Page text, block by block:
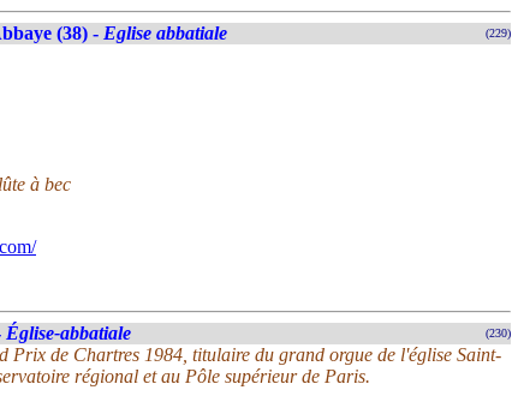
(38) - Eglise abbatiale (229)
à bec
Église-abbatiale (230)
Prix de Chartres 1984, titulaire du grand orgue de l'église Saint-
régional et au Pôle supérieur de Paris.